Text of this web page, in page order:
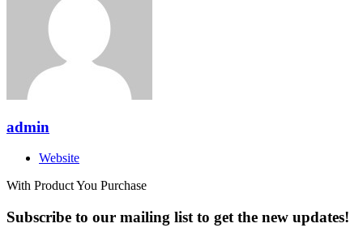
admin
Website
With Product You Purchase
Subscribe to our mailing list to get the new updates!